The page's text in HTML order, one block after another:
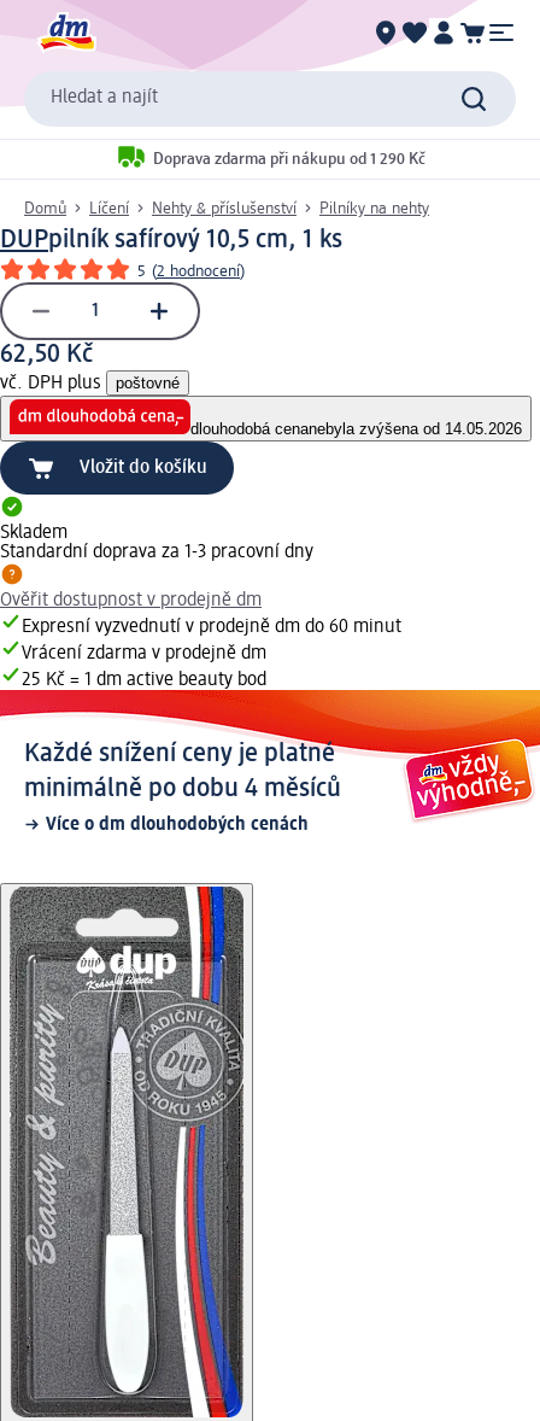
Hledat a najít
Doprava zdarma při nákupu od 1 290 Kč
Domů Líčení Nehty & příslušenství Pilníky na nehty
DUPpilník safírový 10,5 cm, 1 ks
5 (2 hodnocení)
62,50 Kč
vč. DPH plus poštovné
dlouhodobá cenanebyla zvýšena od 14.05.2026
Vložit do košíku
Skladem
Standardní doprava za 1-3 pracovní dny
Ověřit dostupnost v prodejně dm
Expresní vyzvednutí v prodejně dm do 60 minut
Vrácení zdarma v prodejně dm
25 Kč = 1 dm active beauty bod
Každé snížení ceny je platné
minimálně po dobu 4 měsíců
Více o dm dlouhodobých cenách